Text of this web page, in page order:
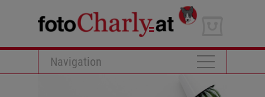
Navigation